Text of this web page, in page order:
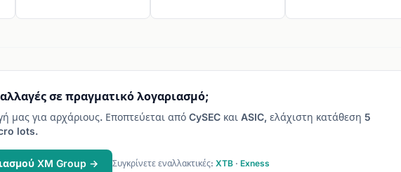
σε πραγματικό λογαριασμό;
μας για αρχάριους. Εποπτεύεται από CySEC και ASIC, ελάχιστη κατάθεση 5
lots.
XM Group → Συγκρίνετε εναλλακτικές: XTB · Exness